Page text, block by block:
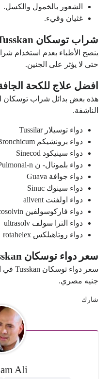
الشعور بالخمول والكسل.
غثيان وقيء.
شراب توسكان Tusskan للحامل.
ينصح الأطباء بعدم استخدام
حتى لا يؤثر على الجنين.
افضل علاج للكحة
هذه بعض بدائل شراب توسكان
الناشفة.
دواء توسيلار Tussilar
دواء برونشيكم Bronchicum
دواء سينيكود Sinecod
دواء بلمونال- ن Pulmonal-n
دواء جوافة Guava
دواء سينوك Sinuc
دواء اولفنت allvent
دواء فاركوسولفين Farcosolvin
دواء الترا سولف ultrasolv
دواء روتاهيلكس rotahelex
سعر دواء توسكان Tusskan
جنيه مصري.
شارك
Ali